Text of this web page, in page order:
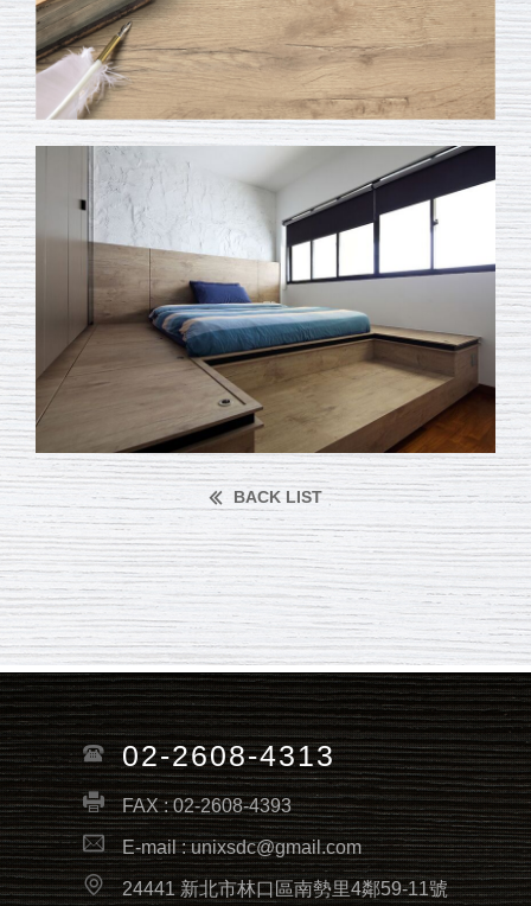
BACK LIST
02-2608-4313
FAX : 02-2608-4393
E-mail :unixsdc@gmail.com
24441 新北市林口區南勢里4鄰59-11號